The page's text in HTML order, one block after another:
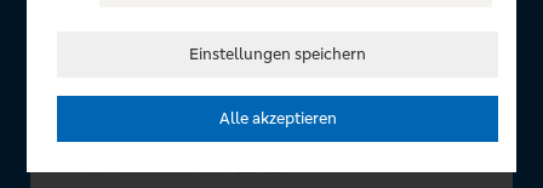
In Zusammenarbeit mit
Einstellungen speichern
Alle akzeptieren